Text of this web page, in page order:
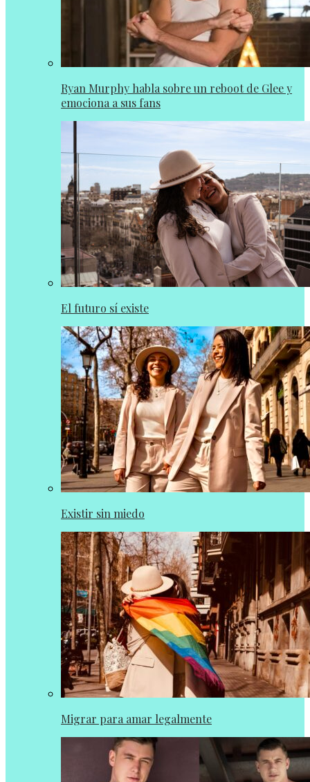
Ryan Murphy habla sobre un reboot de Glee y
emociona a sus fans
El futuro sí existe
Existir sin miedo
Migrar para amar legalmente